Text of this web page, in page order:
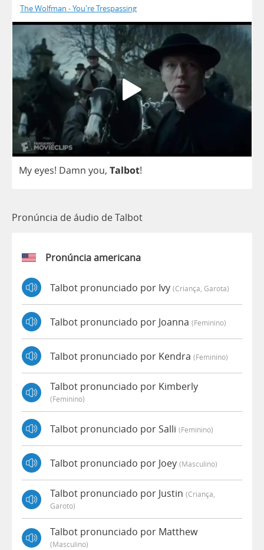
The Wolfman - You're Trespassing
My eyes! Damn you, Talbot!
Pronúncia de áudio de Talbot
Pronúncia americana
Talbot pronunciado por Ivy (criança, Garota)
Talbot pronunciado por Joanna (feminino)
Talbot pronunciado por Kendra (feminino)
Talbot pronunciado por Kimberly
(feminino)
Talbot pronunciado por Salli (feminino)
Talbot pronunciado por Joey (masculino)
Talbot pronunciado por Justin (criança,
Garoto)
Talbot pronunciado por Matthew
(masculino)